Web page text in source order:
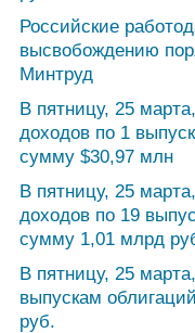
Российские
высвобождению
Минтруд
В пятницу, 25
доходов по 1
сумму $30,97 млн
В пятницу, 25
доходов по 19
сумму 1,01 млрд
В пятницу, 25
выпускам
руб.